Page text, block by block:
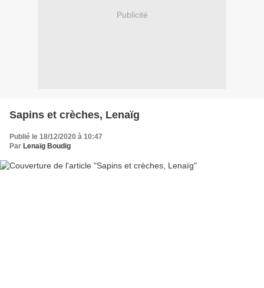
Publicité
Sapins et crèches, Lenaïg
Publié le 18/12/2020 à 10:47
Par Lenaïg Boudig